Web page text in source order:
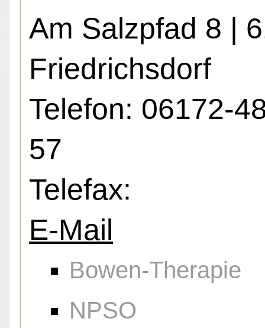
Am Salzpfad 8 |
Friedrichsdorf
Telefon: 06172-
57
Telefax:
E-Mail
Bowen-Therapie
NPSO